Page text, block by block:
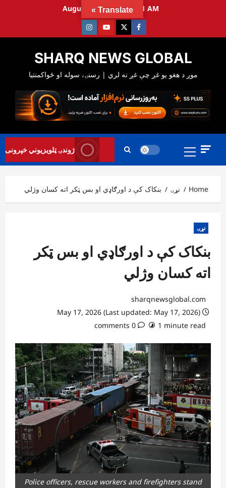
August 7, 2026 9:16:42 AM
Facebook
Twitter
Youtube
Instagram
SHARQ NEWS GLOBAL
Primary
ژوندۍ ټلویزیوني خپرونی
Home نړۍ بنکاک کې د اورګاډي او بس ټکر اته کسان وژلي
نړۍ
بنکاک کې د اورګاډي او بس ټکر
اته کسان وژلي
sharqnewsglobal.com
1 minute read
0 comments
Police officers, rescue workers and firefighters stand
Translate »